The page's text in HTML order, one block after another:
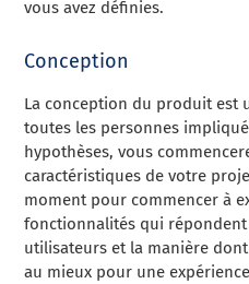
vous avez définies.
Conception
La conception du produit est
toutes les personnes
hypothèses, vous
caractéristiques de votre
moment pour commencer à
fonctionnalités qui
utilisateurs et la manière
au mieux pour une